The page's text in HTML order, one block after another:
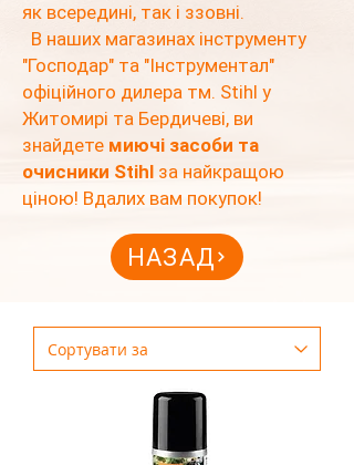
як всередині, так і ззовні.
В наших магазинах інструменту
"Господар" та "Інструментал"
офіційного дилера тм. Stihl у
Житомирі та Бердичеві, ви
знайдете миючі засоби та
очисники Stihl за найкращою
ціною! Вдалих вам покупок!
НАЗАД